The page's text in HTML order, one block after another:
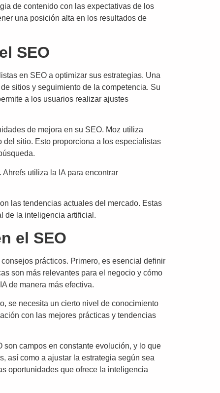
de contenido con las expectativas de los
una posición alta en los resultados de
SEO
en SEO a optimizar sus estrategias. Una
sitios y seguimiento de la competencia. Su
a los usuarios realizar ajustes
de mejora en su SEO. Moz utiliza
sitio. Esto proporciona a los especialistas
utiliza la IA para encontrar
las tendencias actuales del mercado. Estas
de la inteligencia artificial.
el SEO
prácticos. Primero, es esencial definir
son más relevantes para el negocio y cómo
de manera más efectiva.
se necesita un cierto nivel de conocimiento
con las mejores prácticas y tendencias
campos en constante evolución, y lo que
así como a ajustar la estrategia según sea
oportunidades que ofrece la inteligencia